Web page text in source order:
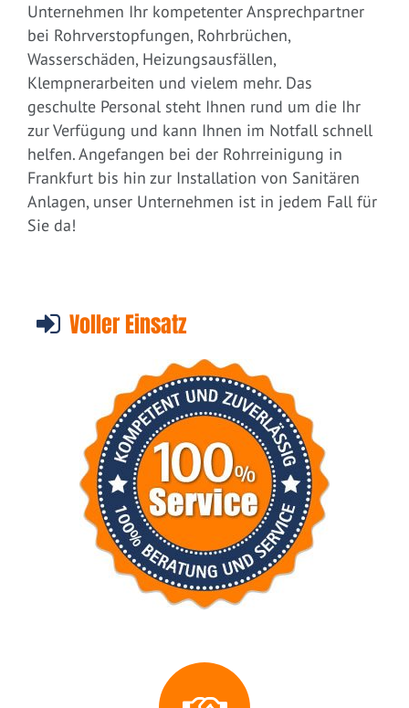
Unternehmen Ihr kompetenter Ansprechpartner
bei Rohrverstopfungen, Rohrbrüchen,
Wasserschäden, Heizungsausfällen,
Klempnerarbeiten und vielem mehr. Das
geschulte Personal steht Ihnen rund um die Ihr
zur Verfügung und kann Ihnen im Notfall schnell
helfen. Angefangen bei der Rohrreinigung in
Frankfurt bis hin zur Installation von Sanitären
Anlagen, unser Unternehmen ist in jedem Fall für
Sie da!
Voller Einsatz